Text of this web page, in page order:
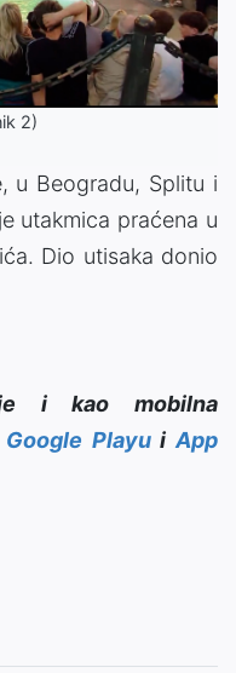
2)
u Beogradu, Splitu i
utakmica praćena u
Dio utisaka donio
je i kao mobilna
Google PlayuiApp